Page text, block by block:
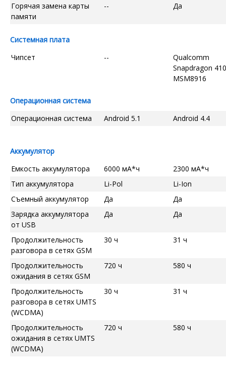
Горячая замена карты
памяти
-- Да
Системная плата
Чипсет
--
Qualcomm
Snapdragon 410
MSM8916
Операционная система
Операционная система
Android 5.1 Android 4.4
Аккумулятор
Емкость аккумулятора
6000 мА*ч
2300 мА*ч
Тип аккумулятора
Li-Pol
Li-Ion
Съемный аккумулятор
Да
Да
Зарядка аккумулятора
от USB
Да Да
Продолжительность
разговора в сетях GSM
30 ч 31 ч
Продолжительность
ожидания в сетях GSM
720 ч 580 ч
Продолжительность
разговора в сетях UMTS
(WCDMA)
30 ч 31 ч
Продолжительность
ожидания в сетях UMTS
(WCDMA)
720 ч 580 ч